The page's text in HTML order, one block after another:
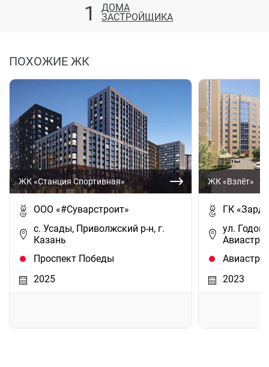
1
ДОМА
ЗАСТРОЙЩИКА
ПОХОЖИЕ ЖК
ЖК «Станция Спортивная»
ООО «#Суварстроит»
с. Усады, Приволжский р-н, г.
Казань
Проспект Победы
2025
ЖК «Взлёт»
ГК
ул.
2023